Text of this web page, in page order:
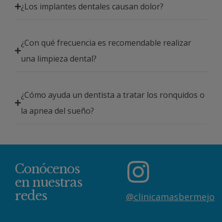
¿Los implantes dentales causan dolor?
¿Con qué frecuencia es recomendable realizar
una limpieza dental?
¿Cómo ayuda un dentista a tratar los ronquidos o
la apnea del sueño?
Conócenos
en nuestras
redes
@clinicamasbermejo